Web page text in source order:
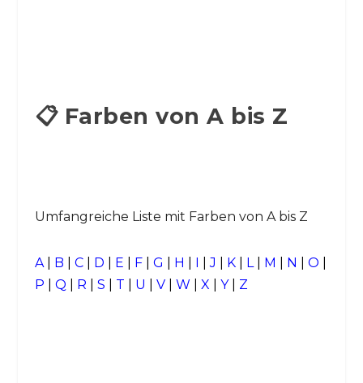
📋 Farben von A bis Z
Umfangreiche Liste mit Farben von A bis Z
A| B C| D E F| G H I |J K| L| M N O
P
Q R S T U V| W X Y| Z